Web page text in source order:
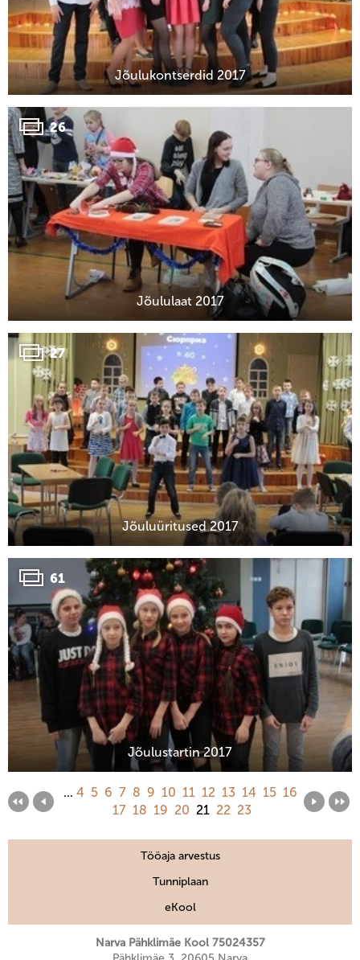
Jõulukontserdid 2017
26
Jõululaat 2017
27
Jõuluüritused 2017
61
Jõulustartin 2017
... 4 5 6 7 8 9 10 11 12 13 14 15 16
17 18 19 20 21 22 23
Tööaja arvestus
Tunniplaan
eKool
Narva Pähklimäe Kool 75024357